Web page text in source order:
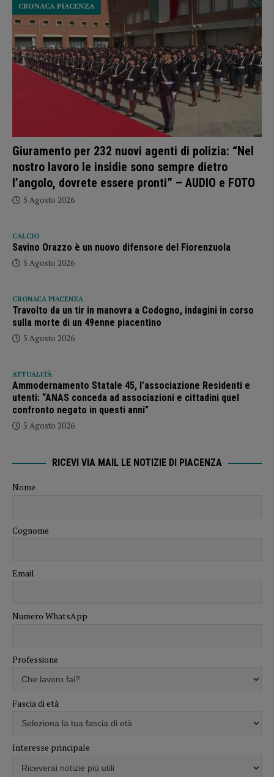
Giuramento per 232 nuovi agenti di polizia: “Nel
nostro lavoro le insidie sono sempre dietro
l’angolo, dovrete essere pronti” – AUDIO e FOTO
CRONACA PIACENZA
5 Agosto 2026
CALCIO
Savino Orazzo è un nuovo difensore del Fiorenzuola
5 Agosto 2026
CRONACA PIACENZA
Travolto da un tir in manovra a Codogno, indagini in corso
sulla morte di un 49enne piacentino
5 Agosto 2026
ATTUALITÀ
Ammodernamento Statale 45, l’associazione Residenti e
utenti: “ANAS conceda ad associazioni e cittadini quel
confronto negato in questi anni”
5 Agosto 2026
RICEVI VIA MAIL LE NOTIZIE DI PIACENZA
Nome
Cognome
Email
Numero WhatsApp
Professione
Fascia di età
Interesse principale